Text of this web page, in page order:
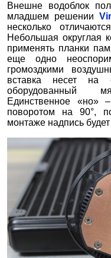
Внешне водоблок
младшем решении
несколько
Небольшая округлая
применять планки
еще одно
громоздкими
вставка несет на
оборудованный
Единственное «но»
поворотом на 90°,
монтаже надпись